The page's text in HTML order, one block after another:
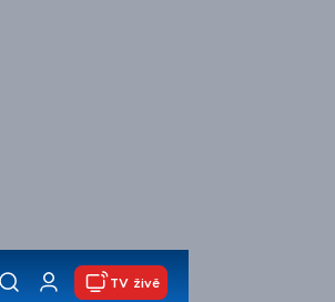
TV živě